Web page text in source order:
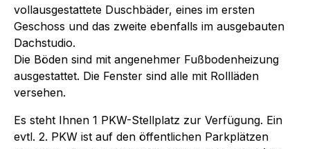
vollausgestattete Duschbäder, eines im ersten
Geschoss und das zweite ebenfalls im ausgebauten
Dachstudio.
Die Böden sind mit angenehmer Fußbodenheizung
ausgestattet. Die Fenster sind alle mit Rollläden
versehen.
Es steht Ihnen 1 PKW-Stellplatz zur Verfügung. Ein
evtl. 2. PKW ist auf den öffentlichen Parkplätzen